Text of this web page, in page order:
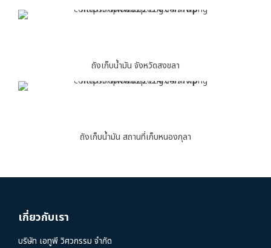
ถังเก็บน้ำมัน จังหวัดสงขลา
ถังเก็บน้ำมัน สถานที่เก็บหนองกุลา
เกี่ยวกับเรา
บริษัท เอทูพี วิศวกรรม จำกัด